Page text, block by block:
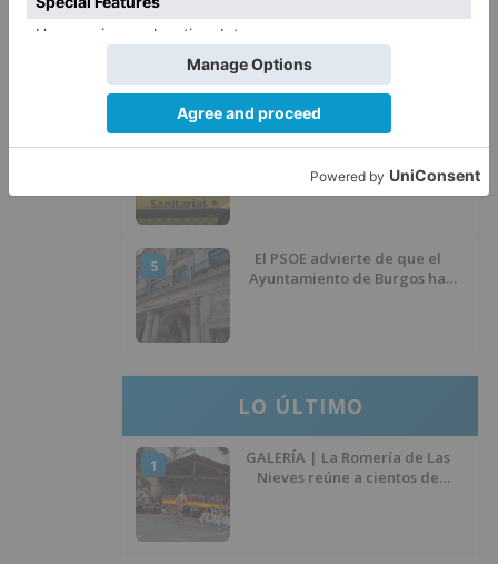
3
Seis proyectos de Burgos
recibirán 7,5 millones de euros
para impulsar plantas solares
4
ser atropellado en Burgos
5
El PSOE advierte de que el
Ayuntamiento de Burgos ha
LO ÚLTIMO
1
GALERÍA | La Romería de Las
Nieves reúne a cientos de